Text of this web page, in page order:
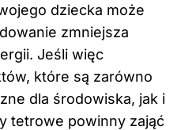
dziecka może
zmniejsza
Jeśli więc
które są zarówno
dla środowiska, jak i
tetrowe powinny zająć